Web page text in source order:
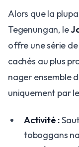
Alors que la
Tegenungan, le
offre une série
cachés au plus
nager ensemble
uniquement par
Activité :
toboggans